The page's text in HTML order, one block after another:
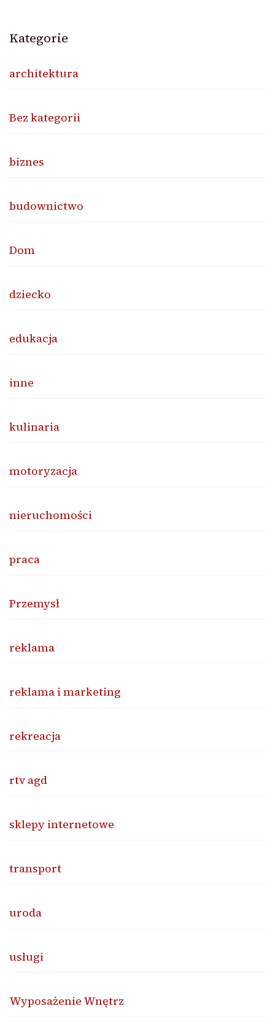
Kategorie
architektura
Bez kategorii
biznes
budownictwo
Dom
dziecko
edukacja
inne
kulinaria
motoryzacja
nieruchomości
praca
Przemysł
reklama
reklama i marketing
rekreacja
rtv agd
sklepy internetowe
transport
uroda
usługi
Wyposażenie Wnętrz